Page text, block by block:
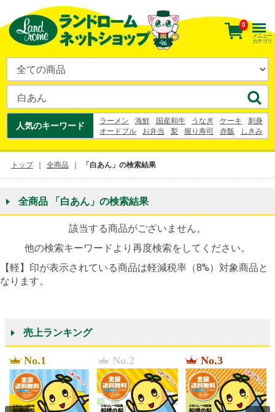
人気のキーワード ラーメン 海鮮 国産和牛 うなぎ ケーキ
刺身
オードブル
お弁当 梨 握り寿司 赤飯
しきみ
花束
お寿司 うなぎ 梨 幸水
シュークリーム
お中元
ヨーグルト
0
メニュー
カテゴリ
トップ 全商品 「白あん」の検索結果
全商品 「白あん」の検索結果
該当する商品がございません。
他の検索キーワードより再度検索をしてください。
【軽】印が表示されている商品は軽減税率（8%）対象商品と
なります。
売上ランキング
No.1 No.2 No.3